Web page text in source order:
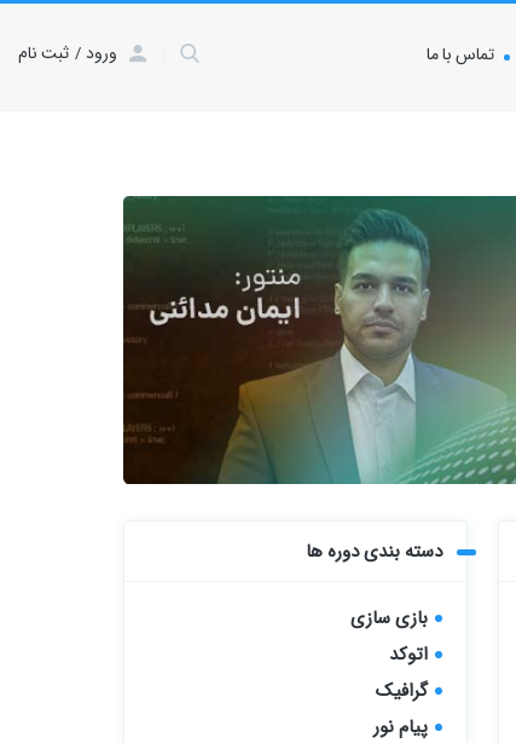
تماس با ما ورود ثبت نام
دسته بندی دوره ها
بازی سازی
اتوکد
گرافیک
پیام نور